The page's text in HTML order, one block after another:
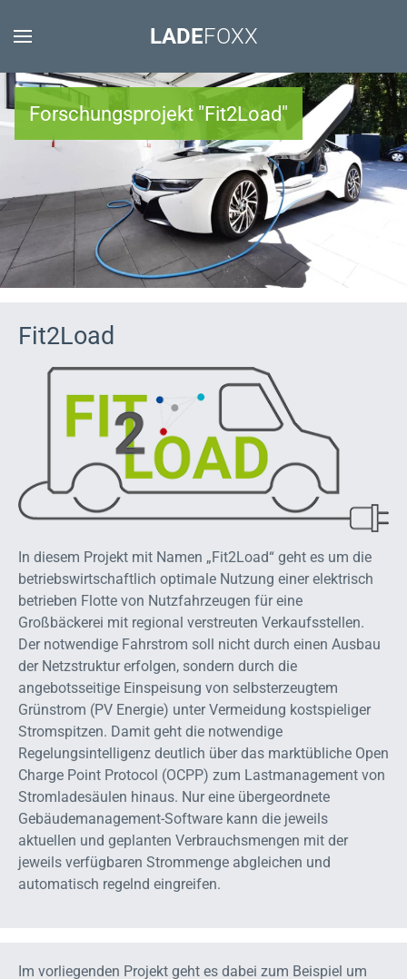
LADEFOXX
Forschungsprojekt "Fit2Load"
Fit2Load
In diesem Projekt mit Namen „Fit2Load“ geht es um die
betriebswirtschaftlich optimale Nutzung einer elektrisch
betrieben Flotte von Nutzfahrzeugen für eine
Großbäckerei mit regional verstreuten Verkaufsstellen.
Der notwendige Fahrstrom soll nicht durch einen Ausbau
der Netzstruktur erfolgen, sondern durch die
angebotsseitige Einspeisung von selbsterzeugtem
Grünstrom (PV Energie) unter Vermeidung kostspieliger
Stromspitzen. Damit geht die notwendige
Regelungsintelligenz deutlich über das marktübliche Open
Charge Point Protocol (OCPP) zum Lastmanagement von
Stromladesäulen hinaus. Nur eine übergeordnete
Gebäudemanagement-Software kann die jeweils
aktuellen und geplanten Verbrauchsmengen mit der
jeweils verfügbaren Strommenge abgleichen und
automatisch regelnd eingreifen.
Im vorliegenden Projekt geht es dabei zum Beispiel um